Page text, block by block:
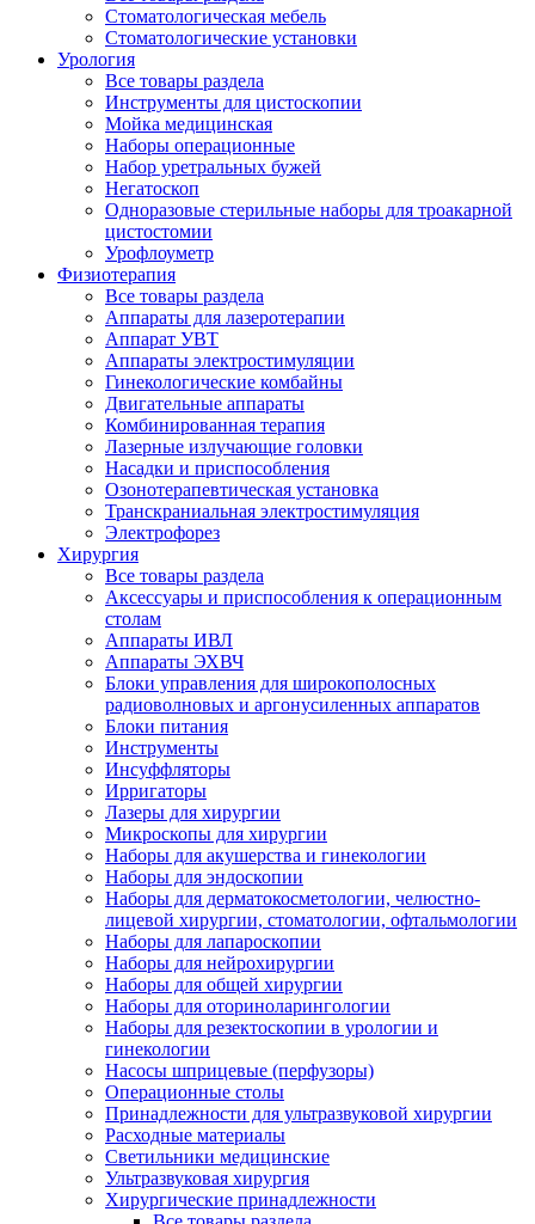
Стоматологическая мебель
Стоматологические установки
Урология
Все товары раздела
Инструменты для цистоскопии
Мойка медицинская
Наборы операционные
Набор уретральных бужей
Негатоскоп
Одноразовые стерильные наборы для троакарной
цистостомии
Урофлоуметр
Физиотерапия
Все товары раздела
Аппараты для лазеротерапии
Аппарат УВТ
Аппараты электростимуляции
Гинекологические комбайны
Двигательные аппараты
Комбинированная терапия
Лазерные излучающие головки
Насадки и приспособления
Озонотерапевтическая установка
Транскраниальная электростимуляция
Электрофорез
Хирургия
Все товары раздела
Аксессуары и приспособления к операционным
столам
Аппараты ИВЛ
Аппараты ЭХВЧ
Блоки управления для широкополосных
радиоволновых и аргонусиленных аппаратов
Блоки питания
Инструменты
Инсуффляторы
Ирригаторы
Лазеры для хирургии
Микроскопы для хирургии
Наборы для акушерства и гинекологии
Наборы для эндоскопии
Наборы для дерматокосметологии, челюстно-
лицевой хирургии, стоматологии, офтальмологии
Наборы для лапароскопии
Наборы для нейрохирургии
Наборы для общей хирургии
Наборы для оториноларингологии
Наборы для резектоскопии в урологии и
гинекологии
Насосы шприцевые (перфузоры)
Операционные столы
Принадлежности для ультразвуковой хирургии
Расходные материалы
Светильники медицинские
Ультразвуковая хирургия
Хирургические принадлежности